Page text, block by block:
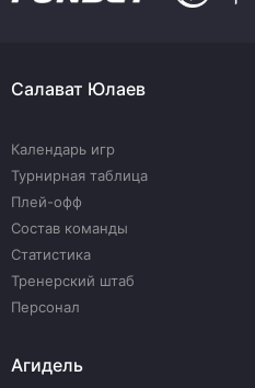
Салават Юлаев
Календарь игр
Турнирная таблица
Плей-офф
Состав команды
Статистика
Тренерский штаб
Персонал
Агидель